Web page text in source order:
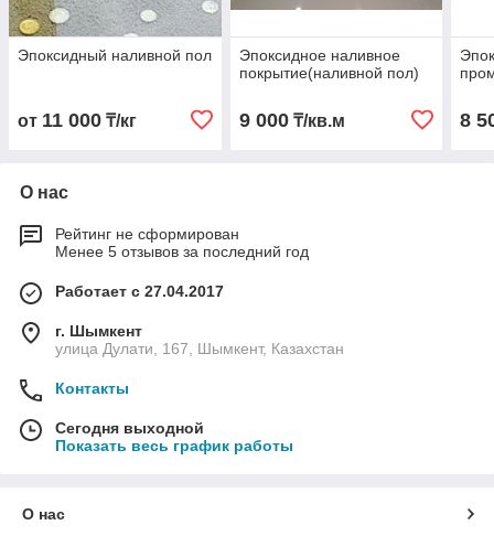
Эпоксидный наливной пол
от 11 000 ₸/кг
Эпоксидное наливное
покрытие(наливной пол)
9 000₸/кв.м 8
О нас
Рейтинг не сформирован
Менее 5 отзывов за последний год
Работает с 27.04.2017
г. Шымкент
улица Дулати, 167, Шымкент, Казахстан
Контакты
Сегодня выходной
Показать весь график работы
О нас